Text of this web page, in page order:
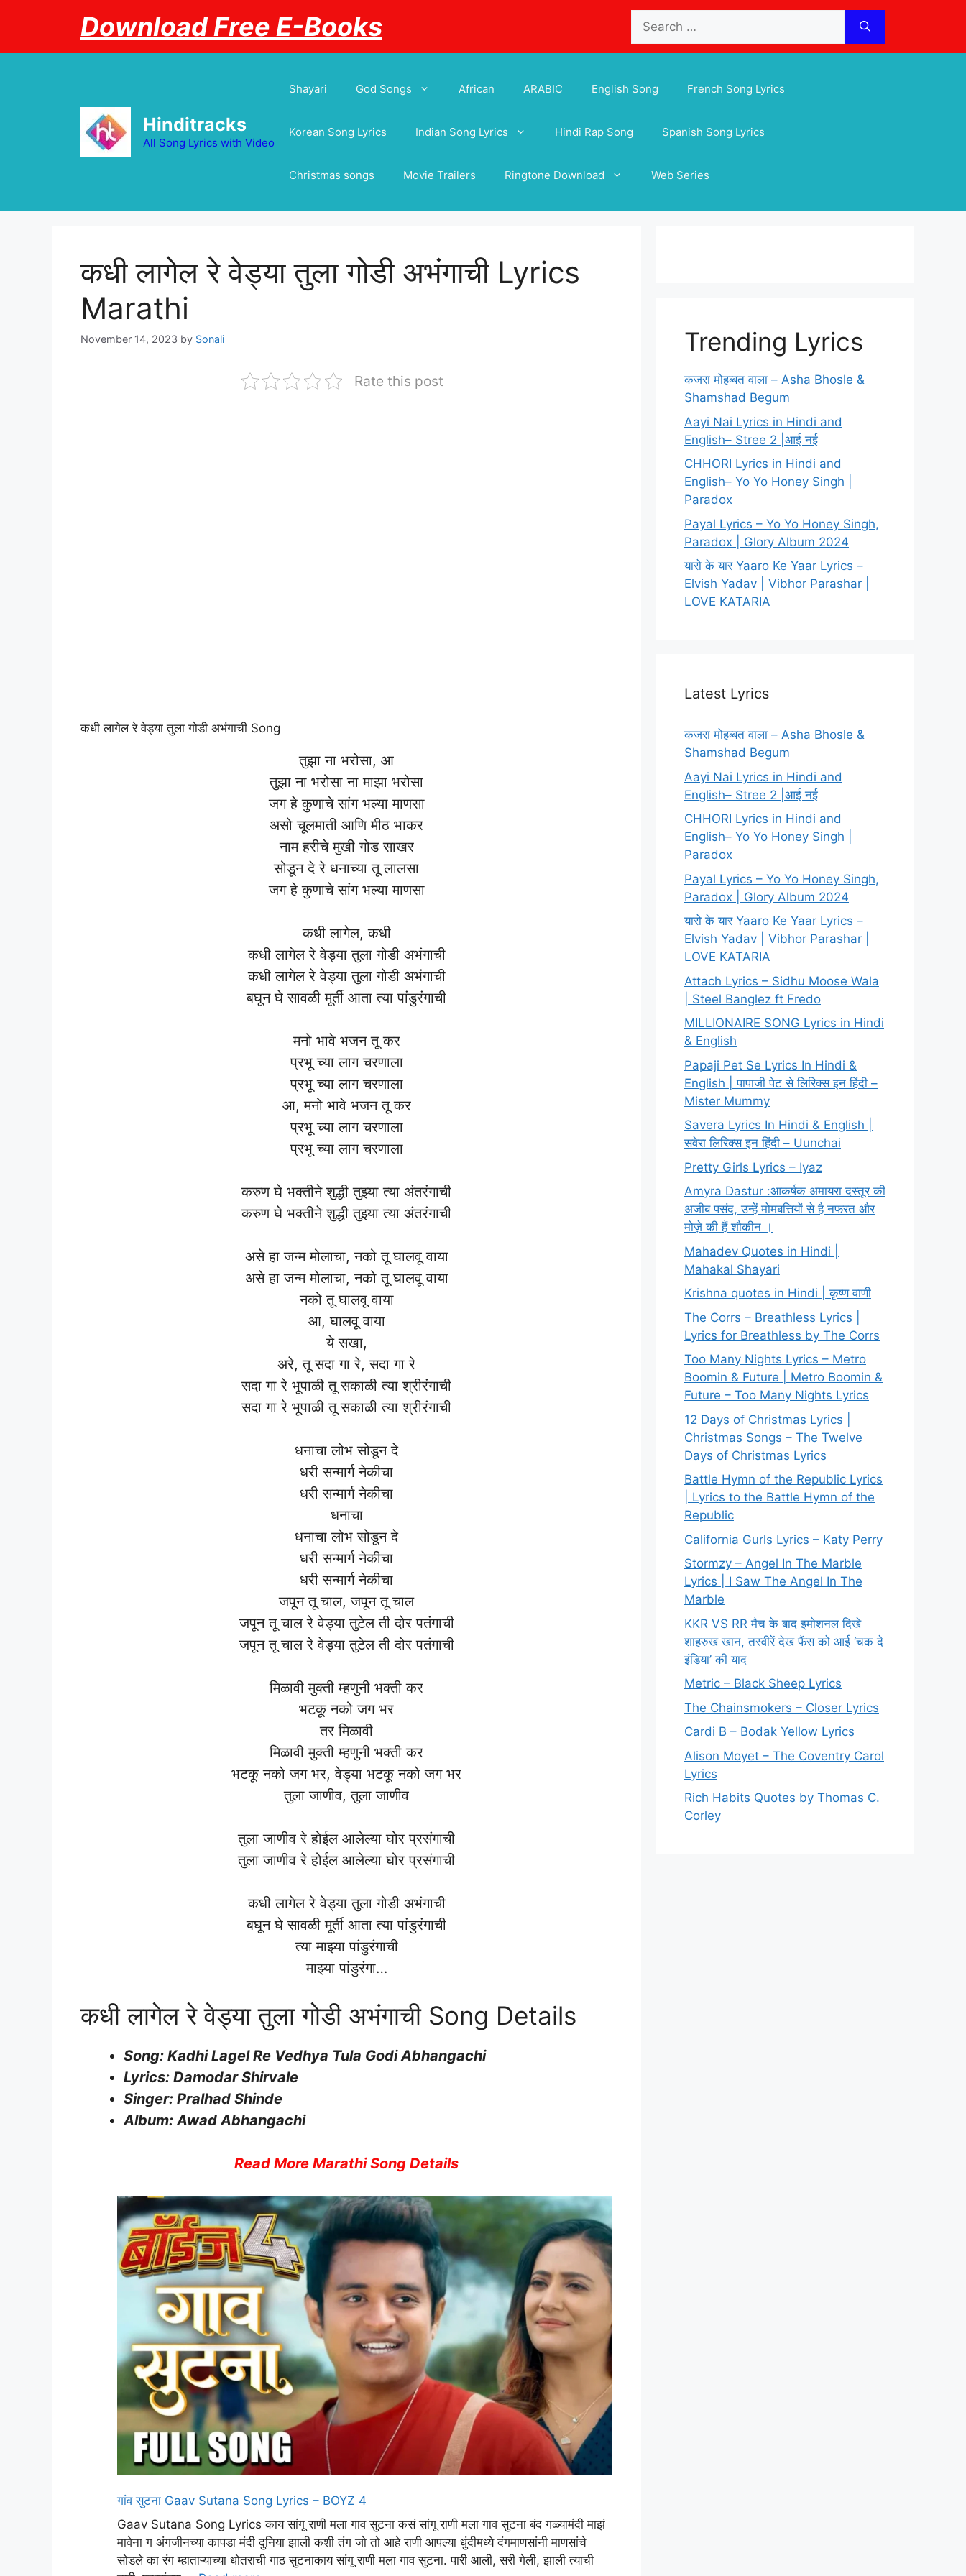
for:
Download Free E-Books
Hinditracks
All Song Lyrics with Video
Shayari God Songs African ARABIC English Song French Song Lyrics
Korean Song Lyrics Indian Song Lyrics Hindi Rap Song Spanish Song Lyrics
Christmas songs Movie Trailers Ringtone Download Web Series
कधी लागेल रे वेड्या तुला गोडी अभंगाची Lyrics
Marathi
November 14, 2023 by Sonali
Rate this post
कधी लागेल रे वेड्या तुला गोडी अभंगाची Song
तुझा ना भरोसा, आ
तुझा ना भरोसा ना माझा भरोसा
जग हे कुणाचे सांग भल्या माणसा
असो चूलमाती आणि मीठ भाकर
नाम हरीचे मुखी गोड साखर
सोडून दे रे धनाच्या तू लालसा
जग हे कुणाचे सांग भल्या माणसा
कधी लागेल, कधी
कधी लागेल रे वेड्या तुला गोडी अभंगाची
कधी लागेल रे वेड्या तुला गोडी अभंगाची
बघून घे सावळी मूर्ती आता त्या पांडुरंगाची
मनो भावे भजन तू कर
प्रभू च्या लाग चरणाला
प्रभू च्या लाग चरणाला
आ, मनो भावे भजन तू कर
प्रभू च्या लाग चरणाला
प्रभू च्या लाग चरणाला
करुण घे भक्तीने शुद्धी तुझ्या त्या अंतरंगाची
करुण घे भक्तीने शुद्धी तुझ्या त्या अंतरंगाची
असे हा जन्म मोलाचा, नको तू घालवू वाया
असे हा जन्म मोलाचा, नको तू घालवू वाया
नको तू घालवू वाया
आ, घालवू वाया
ये सखा,
अरे, तू सदा गा रे, सदा गा रे
सदा गा रे भूपाळी तू सकाळी त्या श्रीरंगाची
सदा गा रे भूपाळी तू सकाळी त्या श्रीरंगाची
धनाचा लोभ सोडून दे
धरी सन्मार्ग नेकीचा
धरी सन्मार्ग नेकीचा
धनाचा
धनाचा लोभ सोडून दे
धरी सन्मार्ग नेकीचा
धरी सन्मार्ग नेकीचा
जपून तू चाल, जपून तू चाल
जपून तू चाल रे वेड्या तुटेल ती दोर पतंगाची
जपून तू चाल रे वेड्या तुटेल ती दोर पतंगाची
मिळावी मुक्ती म्हणुनी भक्ती कर
भटकू नको जग भर
तर मिळावी
मिळावी मुक्ती म्हणुनी भक्ती कर
भटकू नको जग भर, वेड्या भटकू नको जग भर
तुला जाणीव, तुला जाणीव
तुला जाणीव रे होईल आलेल्या घोर प्रसंगाची
तुला जाणीव रे होईल आलेल्या घोर प्रसंगाची
कधी लागेल रे वेड्या तुला गोडी अभंगाची
बघून घे सावळी मूर्ती आता त्या पांडुरंगाची
त्या माझ्या पांडुरंगाची
माझ्या पांडुरंगा…
कधी लागेल रे वेड्या तुला गोडी अभंगाची Song Details
Song: Kadhi Lagel Re Vedhya Tula Godi Abhangachi
Lyrics: Damodar Shirvale
Singer: Pralhad Shinde
Album: Awad Abhangachi
Read More Marathi Song Details
गांव सुटना Gaav Sutana Song Lyrics – BOYZ 4
Gaav Sutana Song Lyrics काय सांगू राणी मला गाव सुटना कसं सांगू राणी मला गाव सुटना बंद गळ्यामंदी माझं
मावेना ग अंगजीनच्या कापडा मंदी दुनिया झाली कशी तंग जो तो आहे राणी आपल्या धुंदीमध्ये दंगमाणसांनी माणसांचे
सोडले का रंग म्हाताऱ्याच्या धोतराची गाठ सुटनाकाय सांगू राणी मला गाव सुटना. पारी आली, सरी गेली, झाली त्याची
Trending Lyrics
कजरा मोहब्बत वाला – Asha Bhosle &
Shamshad Begum
Aayi Nai Lyrics in Hindi and
English– Stree 2 |आई नई
CHHORI Lyrics in Hindi and
English– Yo Yo Honey Singh |
Paradox
Payal Lyrics – Yo Yo Honey Singh,
Paradox | Glory Album 2024
यारो के यार Yaaro Ke Yaar Lyrics –
Elvish Yadav | Vibhor Parashar |
LOVE KATARIA
Latest Lyrics
कजरा मोहब्बत वाला – Asha Bhosle &
Shamshad Begum
Aayi Nai Lyrics in Hindi and
English– Stree 2 |आई नई
CHHORI Lyrics in Hindi and
English– Yo Yo Honey Singh |
Paradox
Payal Lyrics – Yo Yo Honey Singh,
Paradox | Glory Album 2024
यारो के यार Yaaro Ke Yaar Lyrics –
Elvish Yadav | Vibhor Parashar |
LOVE KATARIA
Attach Lyrics – Sidhu Moose Wala
| Steel Banglez ft Fredo
MILLIONAIRE SONG Lyrics in Hindi
& English
Papaji Pet Se Lyrics In Hindi &
English | पापाजी पेट से लिरिक्स इन हिंदी –
Mister Mummy
Savera Lyrics In Hindi & English |
सवेरा लिरिक्स इन हिंदी – Uunchai
Pretty Girls Lyrics – Iyaz
Amyra Dastur :आकर्षक अमायरा दस्तूर की
अजीब पसंद, उन्हें मोमबत्तियों से है नफरत और
मोज़े की हैं शौकीन ।
Mahadev Quotes in Hindi |
Mahakal Shayari
Krishna quotes in Hindi | कृष्ण वाणी
The Corrs – Breathless Lyrics |
Lyrics for Breathless by The Corrs
Too Many Nights Lyrics – Metro
Boomin & Future | Metro Boomin &
Future – Too Many Nights Lyrics
12 Days of Christmas Lyrics |
Christmas Songs – The Twelve
Days of Christmas Lyrics
Battle Hymn of the Republic Lyrics
| Lyrics to the Battle Hymn of the
Republic
California Gurls Lyrics – Katy Perry
Stormzy – Angel In The Marble
Lyrics | I Saw The Angel In The
Marble
KKR VS RR मैच के बाद इमोशनल दिखे
शाहरुख खान, तस्वीरें देख फैंस को आई ‘चक दे
इंडिया’ की याद
Metric – Black Sheep Lyrics
The Chainsmokers – Closer Lyrics
Cardi B – Bodak Yellow Lyrics
Alison Moyet – The Coventry Carol
Lyrics
Rich Habits Quotes by Thomas C.
Corley